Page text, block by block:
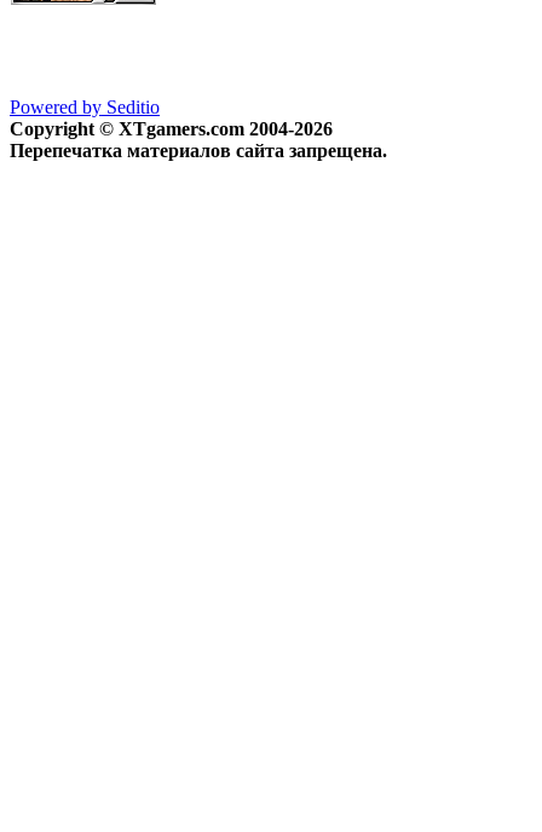
Powered by Seditio
Copyright © XTgamers.com 2004-2026
Перепечатка материалов сайта запрещена.